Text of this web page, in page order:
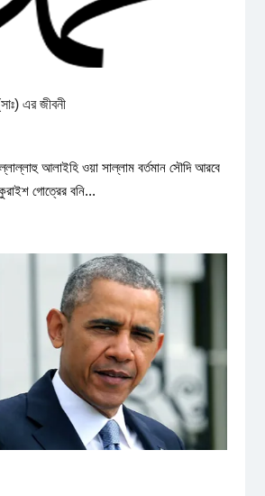
এর জীবনী
আলাইহি ওয়া সাল্লাম বর্তমান সৌদি আরবে
গোত্রের বনি...